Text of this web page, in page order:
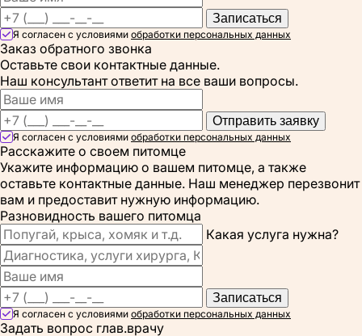
Записаться
Я согласен с условиями обработки персональных данных
Заказ обратного звонка
Оставьте свои контактные данные.
Наш консультант ответит на все ваши вопросы.
Отправить заявку
Я согласен с условиями обработки персональных данных
Расскажите о своем питомце
Укажите информацию о вашем питомце, а также
оставьте контактные данные. Наш менеджер перезвонит
вам и предоставит нужную информацию.
Разновидность вашего питомца
Какая услуга нужна?
Записаться
Я согласен с условиями обработки персональных данных
Задать вопрос глав.врачу